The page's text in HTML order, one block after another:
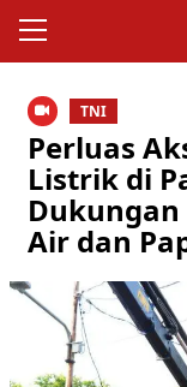
Menu
TNI
Perluas
Listrik di
Air dan